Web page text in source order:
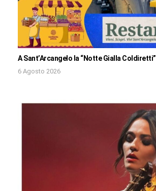
A Sant’Arcangelo la “Notte Gialla Coldiretti”
6 Agosto 2026